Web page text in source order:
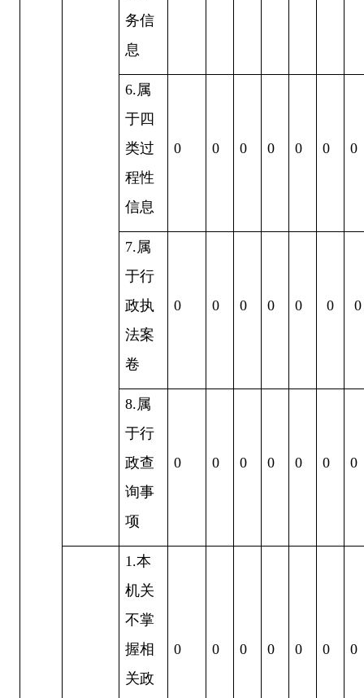
务信
息
6.属
于四
类过
程性
信息
0 0 0 0 0 0 0
7.属
于行
政执
法案
卷
0 0 0 0 0 0 0
8.属
于行
政查
询事
项
0 0 0 0 0 0 0
1 .本
机关
不掌
握相
关政
0 0 0 0 0 0 0